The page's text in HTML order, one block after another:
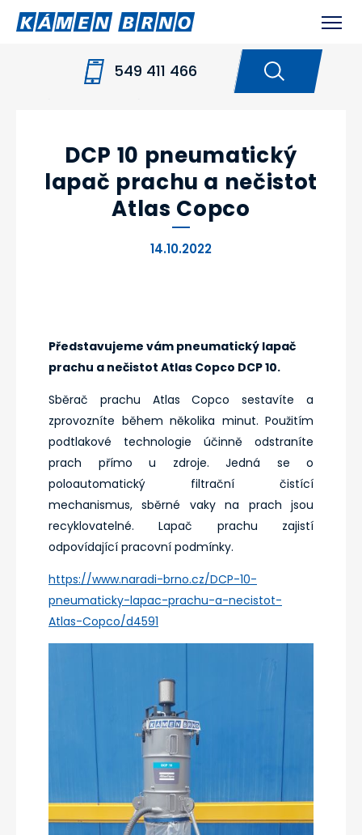
549 411 466
NOVINKY
DCP 10 PNEUMATICKÝ
LAPAČ PRACHU A NEČISTOT ATLAS COPCO
DCP 10 pneumatický
lapač prachu a nečistot
Atlas Copco
14.10.2022
Představujeme vám pneumatický lapač
prachu a nečistot Atlas Copco DCP 10.
Sběrač prachu Atlas Copco sestavíte a
zprovozníte během několika minut. Použitím
podtlakové technologie účinně odstraníte
prach přímo u zdroje. Jedná se o
poloautomatický filtrační čistící
mechanismus, sběrné vaky na prach jsou
recyklovatelné. Lapač prachu zajistí
odpovídající pracovní podmínky.
https://www.naradi-brno.cz/DCP-10-
pneumaticky-lapac-prachu-a-necistot-
Atlas-Copco/d4591